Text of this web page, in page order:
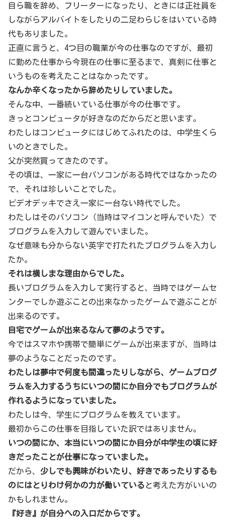
自ら職を辞め、フリーターになったり、ときには正社員を
しながらアルバイトをしたりの二足わらじをはいている時
代もありました。
正直に言うと、4つ目の職業が今の仕事なのですが、最初
に勤めた仕事から今現在の仕事に至るまで、真剣に仕事と
いうものを考えたことはなかったです。
なんか辛くなったから辞めたりしていました。
そんな中、一番続いている仕事が今の仕事です。
きっとコンピュータが好きなのだからだと思います。
わたしはコンピュータにはじめてふれたのは、中学生くら
いのときでした。
父が突然買ってきたのです。
その頃は、一家に一台パソコンがある時代ではなかったの
で、それは珍しいことでした。
ビデオデッキでさえ一家に一台ない時代でした。
わたしはそのパソコン（当時はマイコンと呼んでいた）で
プログラムを入力して遊んでいました。
なぜ意味も分からない英字で打たれたプログラムを入力し
たか。
それは横しまな理由からでした。
長いプログラムを入力して実行すると、当時ではゲームセ
ンターでしか遊ぶことの出来なかったゲームで遊ぶことが
出来るのです。
自宅でゲームが出来るなんて夢のようです。
今ではスマホや携帯で簡単にゲームが出来ますが、当時は
夢のようなことだったのです。
わたしは夢中で何度も間違ったりしながら、ゲームプログ
ラムを入力するうちにいつの間にか自分でもプログラムが
作れるようになっていました。
わたしは今、学生にプログラムを教えています。
最初からこの仕事を目指していた訳ではありません。
いつの間にか、本当にいつの間にか自分が中学生の頃に好
きだったことが仕事になっていました。
だから、 少しでも興味がわいたり、好きであったりするも
のにはとりわけ何かの力が働いている と考えた方がいいの
かもしれません。
『好き』が自分への入口だからです。